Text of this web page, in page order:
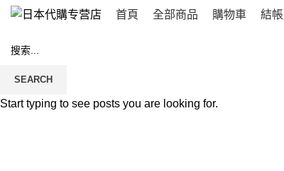
首頁 全部商品 購物車 結帳
SEARCH
Start typing to see posts you are looking for.